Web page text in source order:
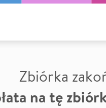
Zbiórka
na tę